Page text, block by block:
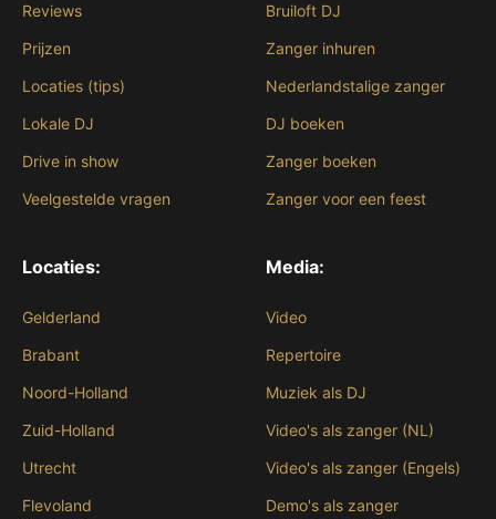
Reviews
Prijzen
Locaties (tips)
Lokale DJ
Drive in show
Veelgestelde vragen
Bruiloft DJ
Zanger inhuren
Nederlandstalige zanger
DJ boeken
Zanger boeken
Zanger voor een feest
Locaties:
Gelderland
Brabant
Noord-Holland
Zuid-Holland
Utrecht
Flevoland
Media:
Video
Repertoire
Muziek als DJ
Video's als zanger (NL)
Video's als zanger (Engels)
Demo's als zanger